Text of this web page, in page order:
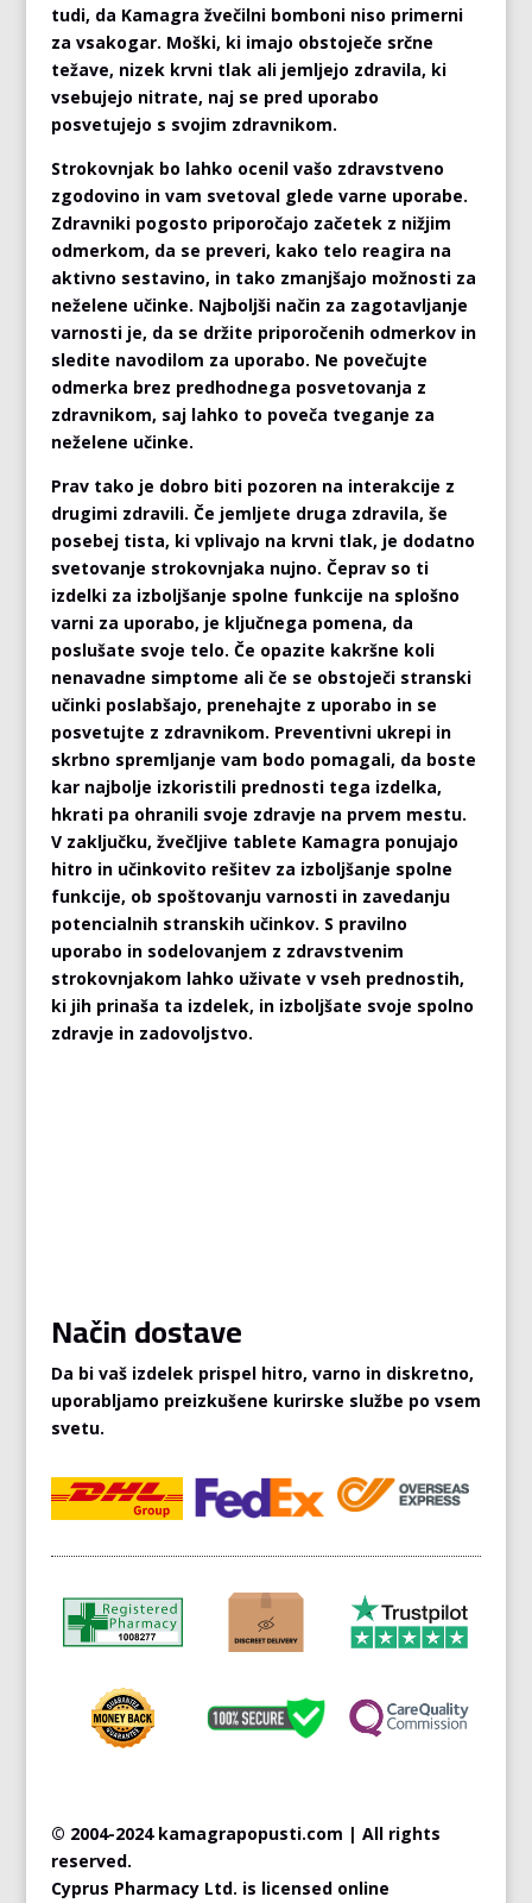
tudi, da Kamagra žvečilni bomboni niso primerni
za vsakogar. Moški, ki imajo obstoječe srčne
težave, nizek krvni tlak ali jemljejo zdravila, ki
vsebujejo nitrate, naj se pred uporabo
posvetujejo s svojim zdravnikom.
Strokovnjak bo lahko ocenil vašo zdravstveno
zgodovino in vam svetoval glede varne uporabe.
Zdravniki pogosto priporočajo začetek z nižjim
odmerkom, da se preveri, kako telo reagira na
aktivno sestavino, in tako zmanjšajo možnosti za
neželene učinke. Najboljši način za zagotavljanje
varnosti je, da se držite priporočenih odmerkov in
sledite navodilom za uporabo. Ne povečujte
odmerka brez predhodnega posvetovanja z
zdravnikom, saj lahko to poveča tveganje za
neželene učinke.
Prav tako je dobro biti pozoren na interakcije z
drugimi zdravili. Če jemljete druga zdravila, še
posebej tista, ki vplivajo na krvni tlak, je dodatno
svetovanje strokovnjaka nujno. Čeprav so ti
izdelki za izboljšanje spolne funkcije na splošno
varni za uporabo, je ključnega pomena, da
poslušate svoje telo. Če opazite kakršne koli
nenavadne simptome ali če se obstoječi stranski
učinki poslabšajo, prenehajte z uporabo in se
posvetujte z zdravnikom. Preventivni ukrepi in
skrbno spremljanje vam bodo pomagali, da boste
kar najbolje izkoristili prednosti tega izdelka,
hkrati pa ohranili svoje zdravje na prvem mestu.
V zaključku, žvečljive tablete Kamagra ponujajo
hitro in učinkovito rešitev za izboljšanje spolne
funkcije, ob spoštovanju varnosti in zavedanju
potencialnih stranskih učinkov. S pravilno
uporabo in sodelovanjem z zdravstvenim
strokovnjakom lahko uživate v vseh prednostih,
ki jih prinaša ta izdelek, in izboljšate svoje spolno
zdravje in zadovoljstvo.
Način dostave
Da bi vaš izdelek prispel hitro, varno in diskretno,
uporabljamo preizkušene kurirske službe po vsem
svetu.
© 2004-2024 kamagrapopusti.com | All rights
reserved.
Cyprus Pharmacy Ltd. is licensed online